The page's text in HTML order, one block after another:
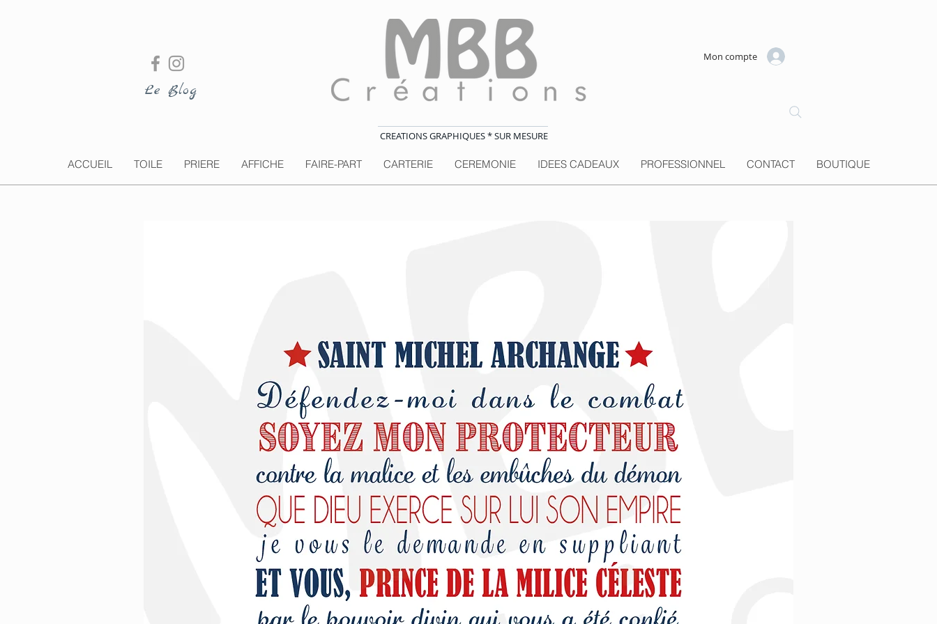
Le Blog
Mon compte
CREATIONS GRAPHIQUES * SUR MESURE
ACCUEIL TOILE PRIERE AFFICHE FAIRE-PART CARTERIE CEREMONIE IDEES CADEAUX PROFESSIONNEL CONTACT BOUTIQUE